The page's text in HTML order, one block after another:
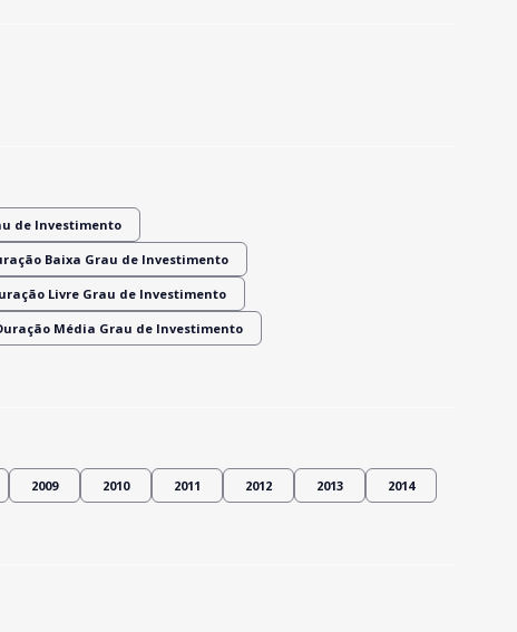
de Investimento
Baixa Grau de Investimento
Livre Grau de Investimento
Média Grau de Investimento
2009 2010 2011 2012 2013 2014